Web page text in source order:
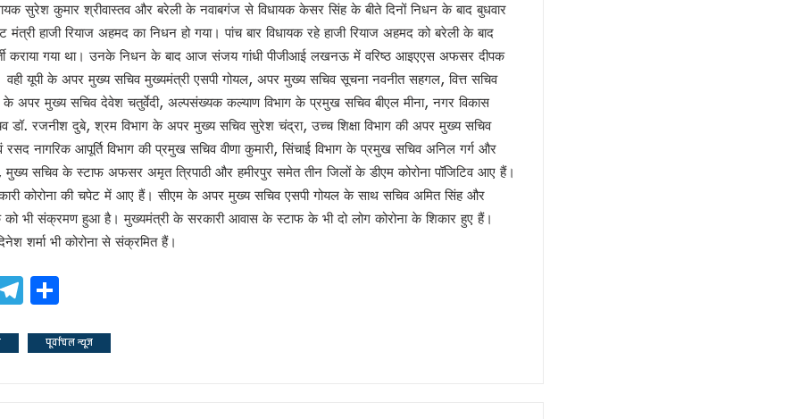
!
!
इलैक्शन’ : डॉ राजीव
सुरेश कुमार श्रीवास्तव और बरेली के नवाबगंज से विधायक केसर सिंह के बीते दिनों निधन के बाद बुधवार
मंत्री हाजी रियाज अहमद का निधन हो गया। पांच बार विधायक रहे हाजी रियाज अहमद को बरेली के बाद
कराया गया था। उनके निधन के बाद आज संजय गांधी पीजीआई लखनऊ में वरिष्ठ आइएएस अफसर दीपक
वही यूपी के अपर मुख्य सचिव मुख्यमंत्री एसपी गोयल, अपर मुख्य सचिव सूचना नवनीत सहगल, वित्त सचिव
अपर मुख्य सचिव देवेश चतुर्वेदी, अल्पसंख्यक कल्याण विभाग के प्रमुख सचिव बीएल मीना, नगर विकास
डॉ. रजनीश दुबे, श्रम विभाग के अपर मुख्य सचिव सुरेश चंद्रा, उच्च शिक्षा विभाग की अपर मुख्य सचिव
रसद नागरिक आपूर्ति विभाग की प्रमुख सचिव वीणा कुमारी, सिंचाई विभाग के प्रमुख सचिव अनिल गर्ग और
मुख्य सचिव के स्टाफ अफसर अमृत त्रिपाठी और हमीरपुर समेत तीन जिलों के डीएम कोरोना पॉजिटिव आए हैं।
कोरोना की चपेट में आए हैं। सीएम के अपर मुख्य सचिव एसपी गोयल के साथ सचिव अमित सिंह और
भी संक्रमण हुआ है। मुख्यमंत्री के सरकारी आवास के स्टाफ के भी दो लोग कोरोना के शिकार हुए हैं।
शर्मा भी कोरोना से संक्रमित हैं।
Telegram
पूर्वांचल न्यूज